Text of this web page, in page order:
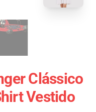
Clássico
Vestido